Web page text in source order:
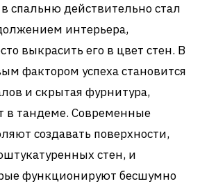
спальню действительно стал
интерьера,
выкрасить его в цвет стен. В
фактором успеха становится
и скрытая фурнитура,
в тандеме. Современные
создавать поверхности,
стен, и
функционируют бесшумно